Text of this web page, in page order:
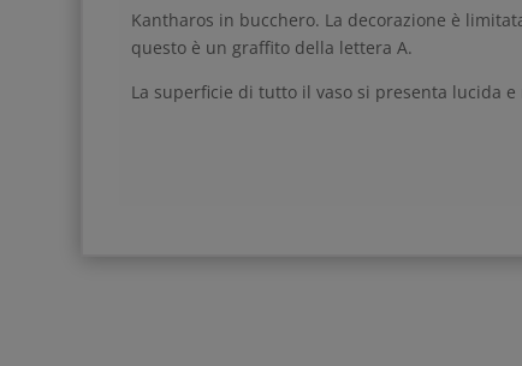
Kantharos in bucchero. La decorazione è
questo è un graffito della lettera A.
La superficie di tutto il vaso si presenta lucida e